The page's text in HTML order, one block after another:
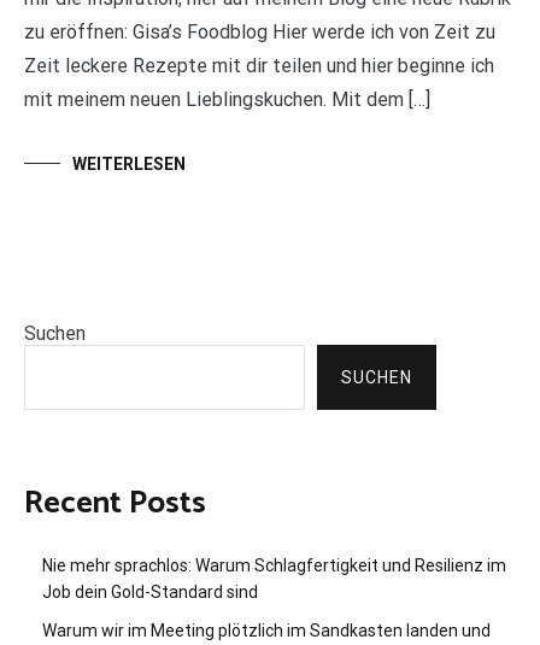
zu eröffnen: Gisa’s Foodblog Hier werde ich von Zeit zu
Zeit leckere Rezepte mit dir teilen und hier beginne ich
mit meinem neuen Lieblingskuchen. Mit dem […]
WEITERLESEN
Suchen
SUCHEN
Recent Posts
Nie mehr sprachlos: Warum Schlagfertigkeit und Resilienz im
Job dein Gold-Standard sind
Warum wir im Meeting plötzlich im Sandkasten landen und